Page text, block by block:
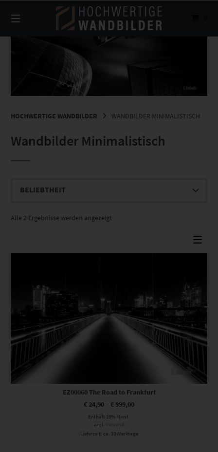
zum
Inhalt
HOCHWERTIGE WANDBILDER WANDBILDER MINIMALISTISCH
Wandbilder Minimalistisch
Alle 2 Ergebnisse werden angezeigt
Dieses Produkt weist mehrere Varianten auf. Die Optionen können auf der Produktseite gewählt werden
EZ00060 The Road to Frankfurt
€ 24,90 – € 999,00
Enthält 19% Mwst.
zzgl. Versand
Lieferzeit: ca. 10 Werktage